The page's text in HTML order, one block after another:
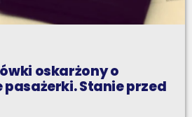
oskarżony o
Stanie przed